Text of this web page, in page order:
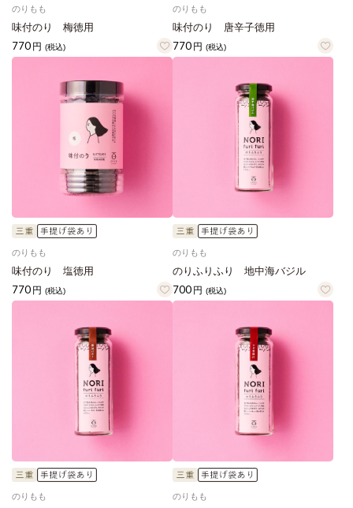
のりもも
味付のり 梅徳用
770 円 (税込)
のりもも
味付のり 唐辛子徳用
770 円 (税込)
のりもも
味付のり 塩徳用
770 円 (税込)
のりもも
のりふりふり 地中海バジル
700 円 (税込)
のりもも のりもも